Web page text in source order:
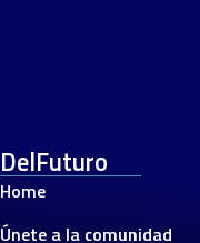
DelFuturo
Home
Únete a la comunidad